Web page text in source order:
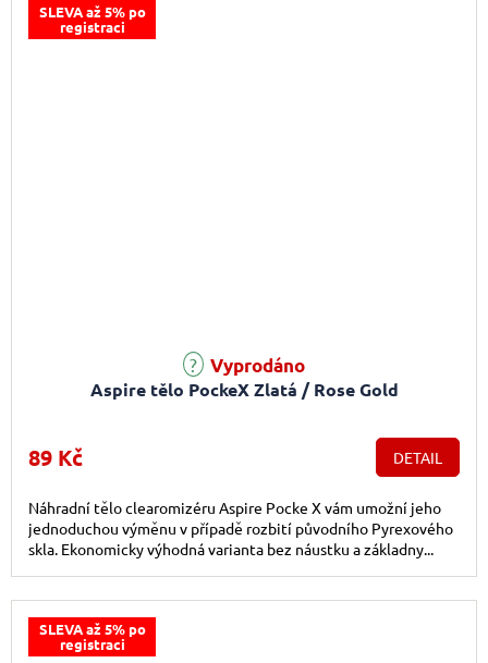
SLEVA až 5% po
registraci
Aspire tělo PockeX Zlatá / Rose Gold
Vyprodáno
89 Kč DETAIL
Náhradní tělo clearomizéru Aspire Pocke X vám umožní jeho
jednoduchou výměnu v případě rozbití původního Pyrexového
skla. Ekonomicky výhodná varianta bez náustku a základny...
SLEVA až 5% po
registraci